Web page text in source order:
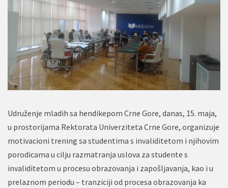
Udruženje mladih sa hendikepom Crne Gore, danas, 15. maja,
u prostorijama Rektorata Univerziteta Crne Gore, organizuje
motivacioni trening sa studentima s invaliditetom i njihovim
porodicama u cilju razmatranja uslova za studente s
invaliditetom u procesu obrazovanja i zapošljavanja, kao i u
prelaznom periodu – tranziciji od procesa obrazovanja ka